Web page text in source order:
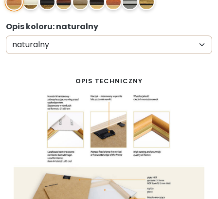
Opis koloru: naturalny
OPIS TECHNICZNY